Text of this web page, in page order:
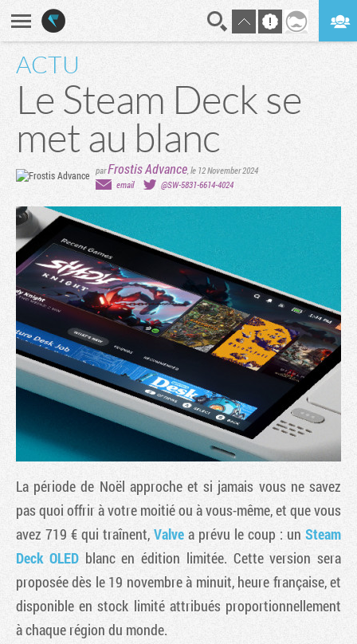
ACTU
Le Steam Deck se
met au blanc
parFrostis Advance,le 12 November 2024
email
@SW-5831-6614-4024
La période de Noël approche et si jamais vous ne savez
pas quoi offrir à votre moitié ou à vous-même, et que vous
avez 719 € qui traînent, Valve a prévu le coup : un Steam
Deck OLEDblanc en édition limitée. Cette version sera
proposée dès le 19 novembre à minuit, heure française, et
disponible en stock limité attribués proportionnellement
à chaque région du monde.
Tribune